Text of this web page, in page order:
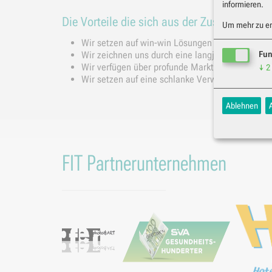
Die Vorteile die sich aus der
Wir setzen auf win-win Lösungen mit unseren
Wir zeichnen uns durch eine langjährige und
Wir verfügen über profunde Marktkenntnis und
Wir setzen auf eine schlanke
FIT Partnerunternehmen
informieren.
Um mehr zu
↓ 2
Ablehnen